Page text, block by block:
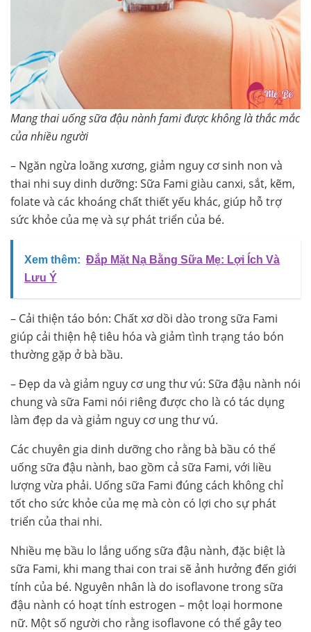
Mang thai uống sữa đậu nành fami được không là thắc mắc
của nhiều người
– Ngăn ngừa loãng xương, giảm nguy cơ sinh non và
thai nhi suy dinh dưỡng: Sữa Fami giàu canxi, sắt, kẽm,
folate và các khoáng chất thiết yếu khác, giúp hỗ trợ
sức khỏe của mẹ và sự phát triển của bé.
Xem thêm: Đắp Mặt Nạ Bằng Sữa Mẹ: Lợi Ích Và
Lưu Ý
– Cải thiện táo bón: Chất xơ dồi dào trong sữa Fami
giúp cải thiện hệ tiêu hóa và giảm tình trạng táo bón
thường gặp ở bà bầu.
– Đẹp da và giảm nguy cơ ung thư vú: Sữa đậu nành nói
chung và sữa Fami nói riêng được cho là có tác dụng
làm đẹp da và giảm nguy cơ ung thư vú.
Các chuyên gia dinh dưỡng cho rằng bà bầu có thể
uống sữa đậu nành, bao gồm cả sữa Fami, với liều
lượng vừa phải. Uống sữa Fami đúng cách không chỉ
tốt cho sức khỏe của mẹ mà còn có lợi cho sự phát
triển của thai nhi.
Nhiều mẹ bầu lo lắng uống sữa đậu nành, đặc biệt là
sữa Fami, khi mang thai con trai sẽ ảnh hưởng đến giới
tính của bé. Nguyên nhân là do isoflavone trong sữa
đậu nành có hoạt tính estrogen – một loại hormone
nữ. Một số người cho rằng isoflavone có thể gây teo